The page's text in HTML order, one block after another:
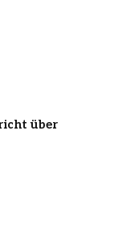
über